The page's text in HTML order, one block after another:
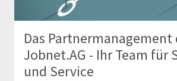
Das Partnermanagement
Jobnet.AG - Ihr Team für
und Service